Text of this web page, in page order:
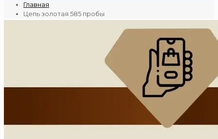
Главная
Цепь золотая 585 пробы